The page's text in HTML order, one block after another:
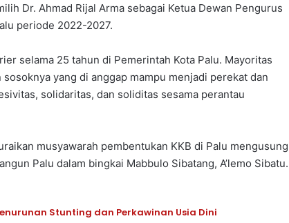
Dr. Ahmad Rijal Arma sebagai Ketua Dewan Pengurus
periode 2022-2027.
selama 25 tahun di Pemerintah Kota Palu. Mayoritas
yang di anggap mampu menjadi perekat dan
solidaritas, dan soliditas sesama perantau
musyawarah pembentukan KKB di Palu mengusung
Palu dalam bingkai Mabbulo Sibatang, A’lemo Sibatu.
Stunting dan Perkawinan Usia Dini